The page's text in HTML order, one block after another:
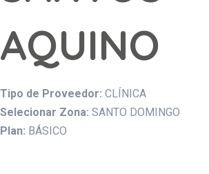
AQUINO
Tipo de Proveedor: CLÍNICA
Selecionar Zona: SANTO DOMINGO
Plan: BÁSICO